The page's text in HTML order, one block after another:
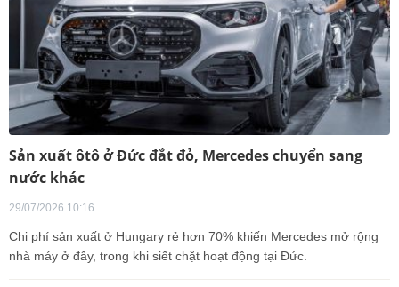
Sản xuất ôtô ở Đức đắt đỏ, Mercedes chuyển sang
nước khác
29/07/2026 10:16
Chi phí sản xuất ở Hungary rẻ hơn 70% khiến Mercedes mở rộng
nhà máy ở đây, trong khi siết chặt hoạt động tại Đức.